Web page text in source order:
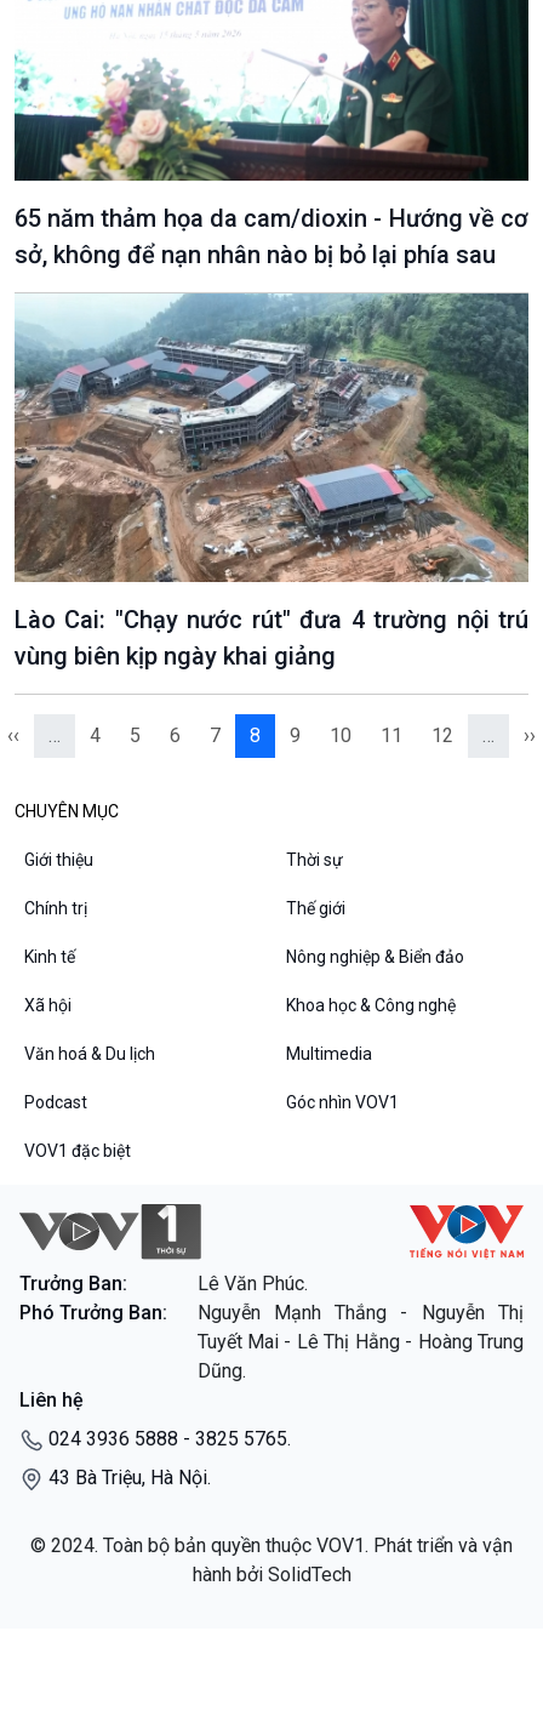
VOV1 đặc biệt
Thanh âm ký sự
Chân dung cuộc sống
Các chương trình đặc biệt
65 năm thảm họa da cam/dioxin - Hướng về cơ
sở, không để nạn nhân nào bị bỏ lại phía sau
Lào Cai: "Chạy nước rút" đưa 4 trường nội trú
vùng biên kịp ngày khai giảng
‹‹ … 4 5 6 7 8 9 10 11 12 … ››
CHUYÊN MỤC
Giới thiệu Thời sự
Chính trị Thế giới
Kinh tế Nông nghiệp & Biển đảo
Xã hội Khoa học & Công nghệ
Văn hoá & Du lịch Multimedia
Podcast Góc nhìn VOV1
VOV1 đặc biệt
Trưởng Ban:
Lê Văn Phúc.
Phó Trưởng Ban:
Nguyễn Mạnh Thắng - Nguyễn Thị
Tuyết Mai - Lê Thị Hằng - Hoàng Trung
Dũng.
Liên hệ
024 3936 5888 - 3825 5765.
43 Bà Triệu, Hà Nội.
© 2024. Toàn bộ bản quyền thuộc VOV1. Phát triển và vận
hành bởi SolidTech